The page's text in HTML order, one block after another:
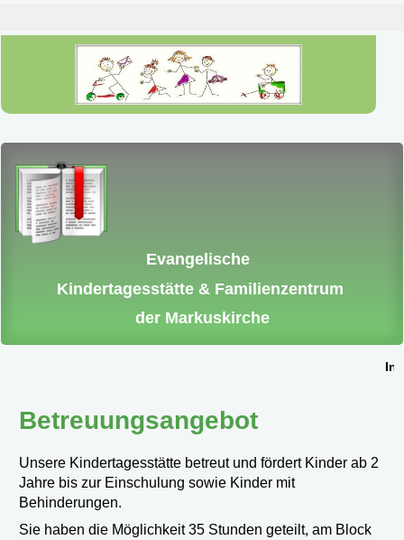
Evangelische
Kindertagesstätte & Familienzentrum
der Markuskirche
Betreuungsangebot
Unsere Kindertagesstätte betreut und fördert Kinder ab 2
Jahre bis zur Einschulung sowie Kinder mit
Behinderungen.
Sie haben die Möglichkeit 35 Stunden geteilt, am Block